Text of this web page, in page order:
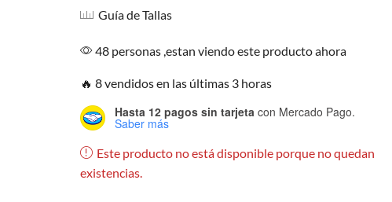
Guía de Tallas
48 personas ,estan viendo este producto ahora
🔥 8 vendidos en las últimas 3 horas
Hasta 12 pagos sin tarjetacon Mercado Pago.
Saber más
Este producto no está disponible porque no quedan
existencias.